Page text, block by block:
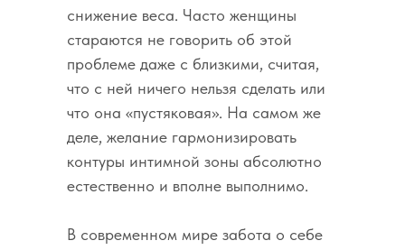
снижение веса. Часто женщины
стараются не говорить об этой
проблеме даже с близкими, считая,
что с ней ничего нельзя сделать или
что она «пустяковая». На самом же
деле, желание гармонизировать
контуры интимной зоны абсолютно
естественно и вполне выполнимо.
В современном мире забота о себе